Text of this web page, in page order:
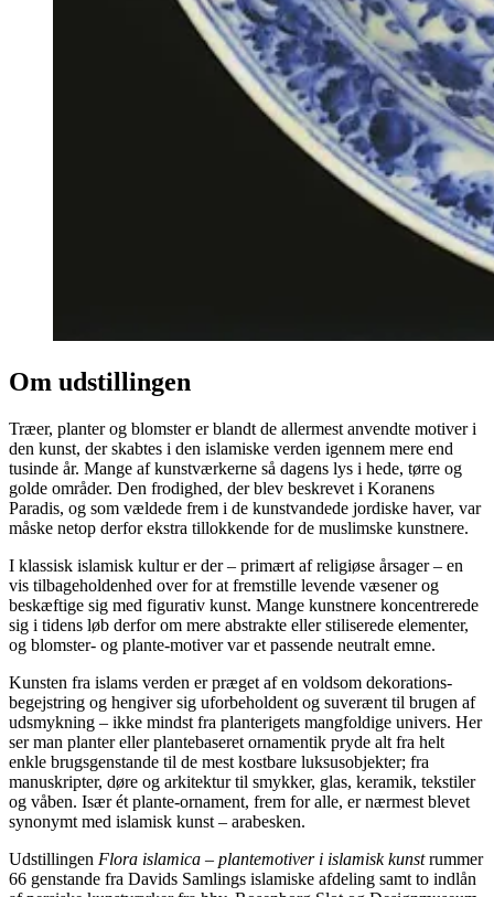
Om udstillingen
Træer, planter og blomster er blandt de allermest anvendte motiver i
den kunst, der skabtes i den islamiske verden igennem mere end
tusinde år. Mange af kunstværkerne så dagens lys i hede, tørre og
golde områder. Den frodighed, der blev beskrevet i Koranens
Paradis, og som vældede frem i de kunstvandede jordiske haver, var
måske netop derfor ekstra tillokkende for de muslimske kunstnere.
I klassisk islamisk kultur er der – primært af religiøse årsager – en
vis tilbageholdenhed over for at fremstille levende væsener og
beskæftige sig med figurativ kunst. Mange kunstnere koncentrerede
sig i tidens løb derfor om mere abstrakte eller stiliserede elementer,
og blomster- og plante-motiver var et passende neutralt emne.
Kunsten fra islams verden er præget af en voldsom dekorations-
begejstring og hengiver sig uforbeholdent og suverænt til brugen af
udsmykning – ikke mindst fra planterigets mangfoldige univers. Her
ser man planter eller plantebaseret ornamentik pryde alt fra helt
enkle brugsgenstande til de mest kostbare luksusobjekter; fra
manuskripter, døre og arkitektur til smykker, glas, keramik, tekstiler
og våben. Især ét plante-ornament, frem for alle, er nærmest blevet
synonymt med islamisk kunst – arabesken.
Udstillingen Flora islamica – plantemotiver i islamisk kunstrummer
66 genstande fra Davids Samlings islamiske afdeling samt to indlån